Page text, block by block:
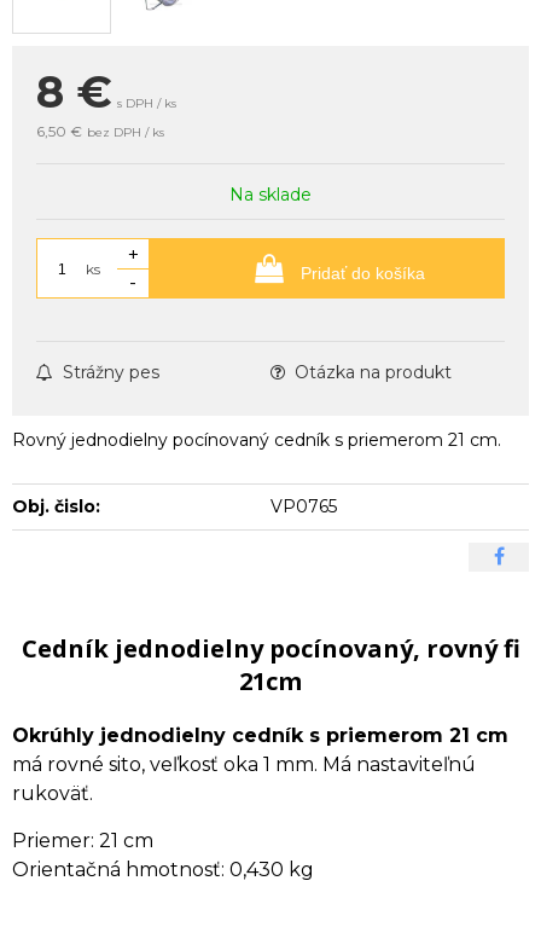
8 € s DPH / ks
6,50 € bez DPH / ks
Na sklade
ks
+
-
Pridať do košíka
Strážny pes Otázka na produkt
Rovný jednodielny pocínovaný cedník s priemerom 21 cm.
Obj. čislo: VP0765
Cedník jednodielny pocínovaný, rovný fi
21cm
Okrúhly jednodielny cedník s priemerom 21 cm
má rovné sito, veľkosť oka 1 mm. Má nastaviteľnú
rukoväť.
Priemer: 21 cm
Orientačná hmotnosť: 0,430 kg